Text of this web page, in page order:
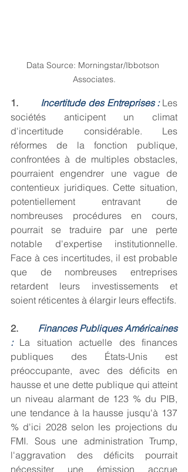
Data Source: Morningstar/Ibbotson
Associates.
1. Incertitude des Entreprises : Les
sociétés anticipent un climat
d'incertitude considérable. Les
réformes de la fonction publique,
confrontées à de multiples obstacles,
pourraient engendrer une vague de
contentieux juridiques. Cette situation,
potentiellement entravant de
nombreuses procédures en cours,
pourrait se traduire par une perte
notable d'expertise institutionnelle.
Face à ces incertitudes, il est probable
que de nombreuses entreprises
retardent leurs investissements et
soient réticentes à élargir leurs effectifs.
2. Finances Publiques Américaines
: La situation actuelle des finances
publiques des États-Unis est
préoccupante, avec des déficits en
hausse et une dette publique qui atteint
un niveau alarmant de 123 % du PIB,
une tendance à la hausse jusqu'à 137
% d'ici 2028 selon les projections du
FMI. Sous une administration Trump,
l'aggravation des déficits pourrait
nécessiter une émission accrue